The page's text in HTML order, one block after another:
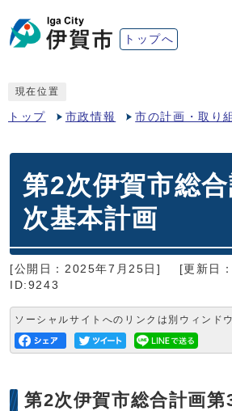
トップへ
現在位置
トップ 市政情報 市の計画・取り
第2次伊賀市総
次基本計画
[公開日：2025年7月25日]
[更新日
ID:9243
ソーシャルサイトへのリンクは別ウィンド
第2次伊賀市総合計画第